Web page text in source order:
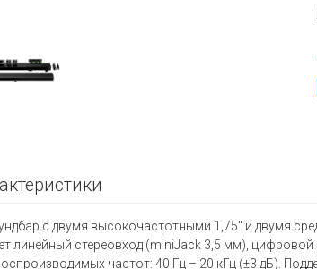
с двумя высокочастотными 1,75'' и двумя
линейный стереовход (miniJack 3,5 мм), цифровой
частот: 40 Гц – 20 кГц (±3 дБ).